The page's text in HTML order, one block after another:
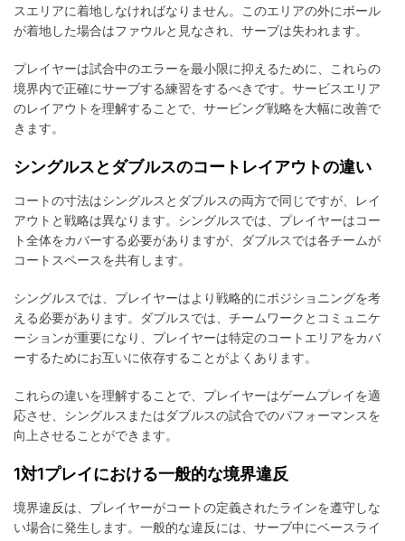
スエリアに着地しなければなりません。このエリアの外にボール
が着地した場合はファウルと見なされ、サーブは失われます。
プレイヤーは試合中のエラーを最小限に抑えるために、これらの
境界内で正確にサーブする練習をするべきです。サービスエリア
のレイアウトを理解することで、サービング戦略を大幅に改善で
きます。
シングルスとダブルスのコートレイアウトの違い
コートの寸法はシングルスとダブルスの両方で同じですが、レイ
アウトと戦略は異なります。シングルスでは、プレイヤーはコー
ト全体をカバーする必要がありますが、ダブルスでは各チームが
コートスペースを共有します。
シングルスでは、プレイヤーはより戦略的にポジショニングを考
える必要があります。ダブルスでは、チームワークとコミュニケ
ーションが重要になり、プレイヤーは特定のコートエリアをカバ
ーするためにお互いに依存することがよくあります。
これらの違いを理解することで、プレイヤーはゲームプレイを適
応させ、シングルスまたはダブルスの試合でのパフォーマンスを
向上させることができます。
1対1プレイにおける一般的な境界違反
境界違反は、プレイヤーがコートの定義されたラインを遵守しな
い場合に発生します。一般的な違反には、サーブ中にベースライ